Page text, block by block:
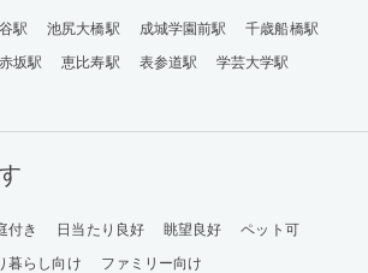
駅 池尻大橋駅 成城学園前駅
千歳船橋駅
赤坂駅 恵比寿駅 表参道駅
学芸大学駅
付き 日当たり良好 眺望良好
ペット可
暮らし向け ファミリー向け